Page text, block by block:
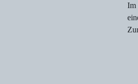
Im